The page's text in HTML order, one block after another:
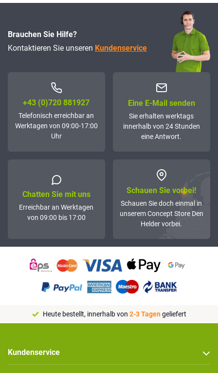
Brauchen Sie Hilfe?
Kontaktieren Sie unseren Kundenservice
+43 (0)72­0 881927
Telefonisch erreichbar an
Werktagen von 09:00-17:00
Uhr
Eine E-Mail senden
Sie erhalten werktags
innerhalb von 24 Stunden
eine Antwort.
Chatten Sie mit uns
Erreichbar an Werktagen
von 09:00 bis 17:00
Schauen Sie vorbei!
Schauen Sie doch einmal in
unserem Concept Store Den
Helder vorbei.
Heute bestellt, innerhalb von 2-3 Tagengeliefert
Kundenservice